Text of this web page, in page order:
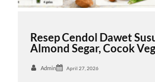
Resep Cendol Dawet
Almond Segar, Cocok
Admin April 27, 2026